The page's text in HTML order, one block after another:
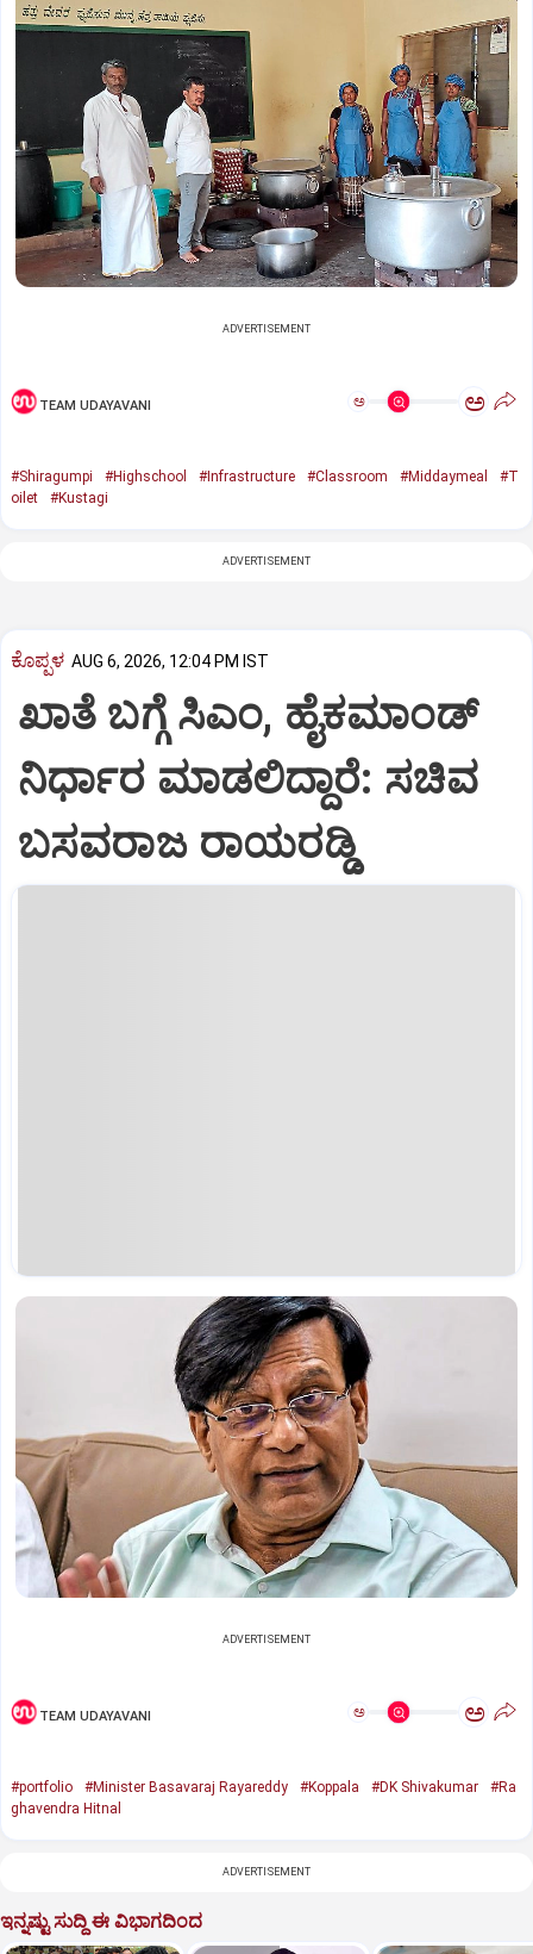
ADVERTISEMENT
TEAM UDAYAVANI ಅ ಅ
#Shiragumpi #Highschool #Infrastructure #Classroom #Middaymeal
#T
oilet
#Kustagi
ADVERTISEMENT
ಕೊಪ್ಪಳ AUG 6, 2026, 12:04 PM IST
ಖಾತೆ ಬಗ್ಗೆ ಸಿಎಂ, ಹೈಕಮಾಂಡ್
ನಿರ್ಧಾರ ಮಾಡಲಿದ್ದಾರೆ: ಸಚಿವ
ಬಸವರಾಜ ರಾಯರಡ್ಡಿ
ADVERTISEMENT
TEAM UDAYAVANI ಅ ಅ
#portfolio #Minister Basavaraj Rayareddy #Koppala #DK Shivakumar
#Ra
ghavendra Hitnal
ADVERTISEMENT
ಇನ್ನಷ್ಟು ಸುದ್ದಿ ಈ ವಿಭಾಗದಿಂದ